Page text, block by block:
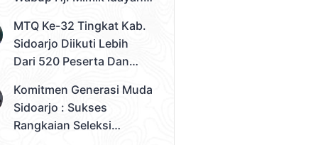
MTQ Ke-32 Tingkat Kab.
Sidoarjo Diikuti Lebih
Dari 520 Peserta Dan
Juara Umum
Komitmen Generasi Muda
Sidoarjo : Sukses
Rangkaian Seleksi